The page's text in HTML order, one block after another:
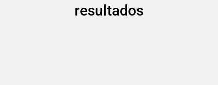
resultados